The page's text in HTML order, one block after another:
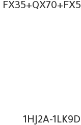
1HJ2A-